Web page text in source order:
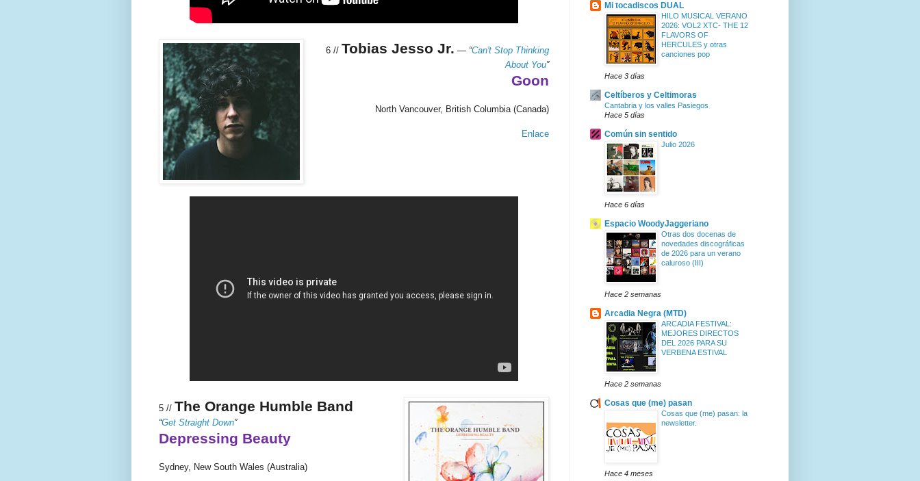
6 // Tobias Jesso Jr. — “Can't Stop Thinking
About You”
Goon
North Vancouver, British Columbia (Canada)
Enlace
5 // The Orange Humble Band
“Get Straight Down”
Depressing Beauty
Sydney, New South Wales (Australia)
Mi tocadiscos DUAL
HILO MUSICAL VERANO
2026: VOL2 XTC- THE 12
FLAVORS OF
HERCULES y otras
canciones pop
Hace 3 días
Celtíberos y Celtimoras
Cantabria y los valles Pasiegos
Hace 5 días
Común sin sentido
Julio 2026
Hace 6 días
Espacio WoodyJaggeriano
Otras dos docenas de
novedades discográficas
de 2026 para un verano
caluroso (III)
Hace 2 semanas
Arcadia Negra (MTD)
ARCADIA FESTIVAL:
MEJORES DIRECTOS
DEL 2026 PARA SU
VERBENA ESTIVAL
Hace 2 semanas
Cosas que (me) pasan
Cosas que (me) pasan: la
newsletter.
Hace 4 meses